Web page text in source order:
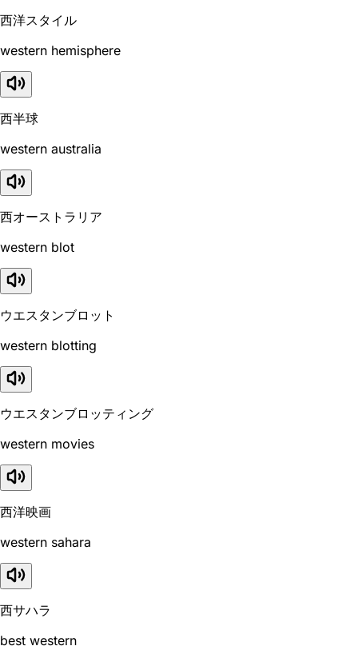
西洋スタイル
western hemisphere
西半球
western australia
西オーストラリア
western blot
ウエスタンブロット
western blotting
ウエスタンブロッティング
western movies
西洋映画
western sahara
西サハラ
best western